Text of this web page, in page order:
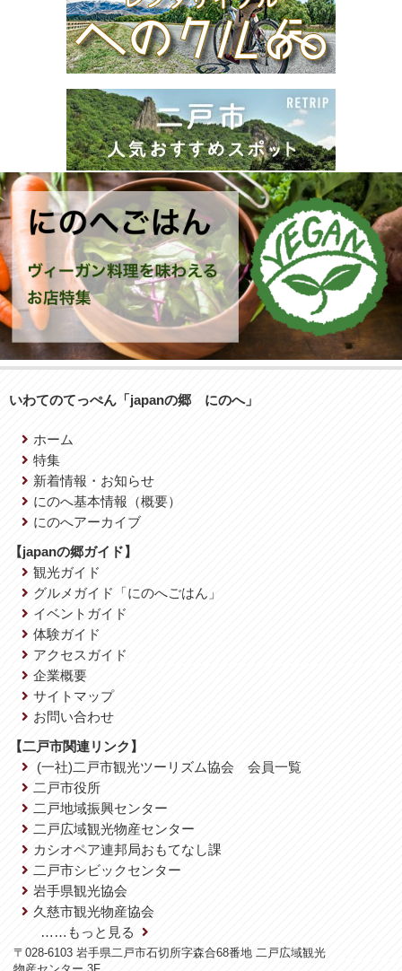
いわてのてっぺん「japanの郷 にのへ」
ホーム
特集
新着情報・お知らせ
にのへ基本情報（概要）
にのへアーカイブ
【japanの郷ガイド】
観光ガイド
グルメガイド「にのへごはん」
イベントガイド
体験ガイド
アクセスガイド
企業概要
サイトマップ
お問い合わせ
【二戸市関連リンク】
(一社)二戸市観光ツーリズム協会 会員一覧
二戸市役所
二戸地域振興センター
二戸広域観光物産センター
カシオペア連邦局おもてなし課
二戸市シビックセンター
岩手県観光協会
久慈市観光物産協会
……もっと見る
〒028-6103 岩手県二戸市石切所字森合68番地 二戸広域観光